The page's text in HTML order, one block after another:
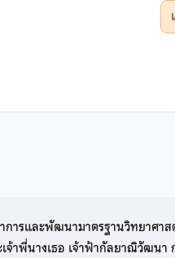
การและพัฒนามาตรฐานวิทยาศา
จ้าพี่นางเธอ เจ้าฟ้ากัลยาณิวัฒนา